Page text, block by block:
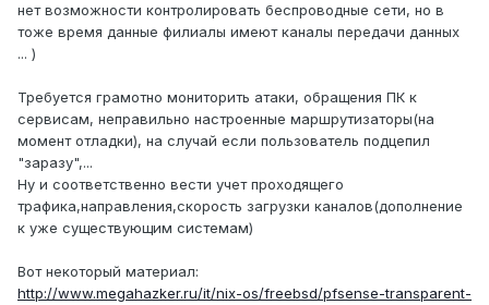
нет возможности контролировать беспроводные сети, но в
тоже время данные филиалы имеют каналы передачи данных
... )
Требуется грамотно мониторить атаки, обращения ПК к
сервисам, неправильно настроенные маршрутизаторы(на
момент отладки), на случай если пользователь подцепил
"заразу",...
Ну и соответственно вести учет проходящего
трафика,направления,скорость загрузки каналов(дополнение
к уже существующим системам)
Вот некоторый материал:
http://www.megahazker.ru/it/nix-os/freebsd/pfsense-transparent-